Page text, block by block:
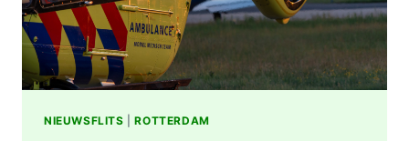
NIEUWSFLITS |ROTTERDAM